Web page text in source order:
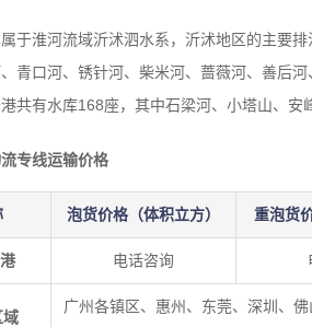
于淮河流域沂沭泗水系，沂沭地区的主要
青口河、锈针河、柴米河、蔷薇河、善后
共有水库168座，其中石梁河、小塔山、安
专线运输价格
泡货价格（体积立方） 重泡货
电话咨询
域
广州各镇区、惠州、东莞、深圳、